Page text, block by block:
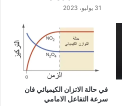
31 يوليو، 2023
في حالة الاتزان الكيميائي فان
سرعة التفاعل الامامي